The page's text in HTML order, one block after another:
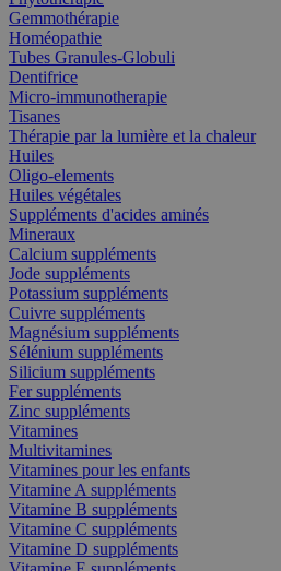
Gemmothérapie
Homéopathie
Tubes Granules-Globuli
Dentifrice
Micro-immunotherapie
Tisanes
Thérapie par la lumière et la chaleur
Huiles
Oligo-elements
Huiles végétales
Suppléments d'acides aminés
Mineraux
Calcium suppléments
Jode suppléments
Potassium suppléments
Cuivre suppléments
Magnésium suppléments
Sélénium suppléments
Silicium suppléments
Fer suppléments
Zinc suppléments
Vitamines
Multivitamines
Vitamines pour les enfants
Vitamine A suppléments
Vitamine B suppléments
Vitamine C suppléments
Vitamine D suppléments